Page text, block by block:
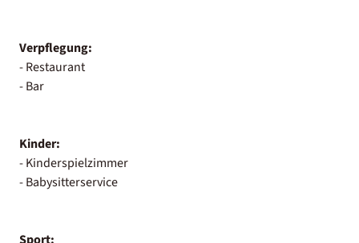
Verpflegung:
- Restaurant
- Bar
Kinder:
- Kinderspielzimmer
- Babysitterservice